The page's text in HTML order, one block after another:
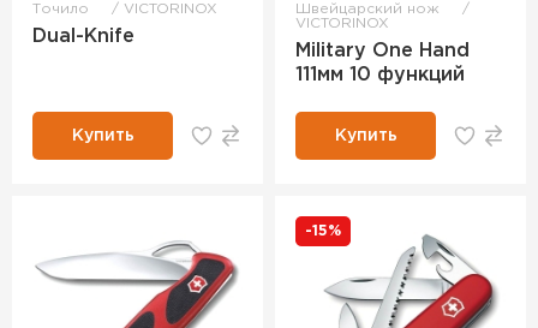
Точило VICTORINOX
Dual-Knife
Купить
Швейцарский нож
VICTORINOX
Military One Hand
111мм 10 функций
Купить
-15%